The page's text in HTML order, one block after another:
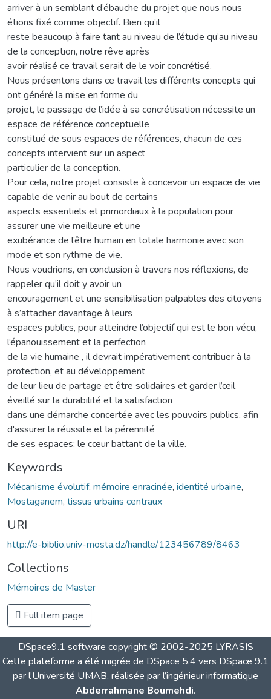
arriver à un semblant d’ébauche du projet que nous nous
étions fixé comme objectif. Bien qu’il
reste beaucoup à faire tant au niveau de l’étude qu’au niveau
de la conception, notre rêve après
avoir réalisé ce travail serait de le voir concrétisé.
Nous présentons dans ce travail les différents concepts qui
ont généré la mise en forme du
projet, le passage de l’idée à sa concrétisation nécessite un
espace de référence conceptuelle
constitué de sous espaces de références, chacun de ces
concepts intervient sur un aspect
particulier de la conception.
Pour cela, notre projet consiste à concevoir un espace de vie
capable de venir au bout de certains
aspects essentiels et primordiaux à la population pour
assurer une vie meilleure et une
exubérance de l’être humain en totale harmonie avec son
mode et son rythme de vie.
Nous voudrions, en conclusion à travers nos réflexions, de
rappeler qu’il doit y avoir un
encouragement et une sensibilisation palpables des citoyens
à s’attacher davantage à leurs
espaces publics, pour atteindre l’objectif qui est le bon vécu,
l’épanouissement et la perfection
de la vie humaine , il devrait impérativement contribuer à la
protection, et au développement
de leur lieu de partage et être solidaires et garder l’œil
éveillé sur la durabilité et la satisfaction
dans une démarche concertée avec les pouvoirs publics, afin
d'assurer la réussite et la pérennité
de ses espaces; le cœur battant de la ville.
Keywords
Mécanisme évolutif, mémoire enracinée, identité urbaine,
Mostaganem, tissus urbains centraux
URI
http://e-biblio.univ-mosta.dz/handle/123456789/8463
Collections
Mémoires de Master
Full item page
DSpace9.1 software copyright © 2002-2025 LYRASIS
Cette plateforme a été migrée de DSpace 5.4 vers DSpace 9.1
par l’Université UMAB, réalisée par l’ingénieur informatique
Abderrahmane Boumehdi.